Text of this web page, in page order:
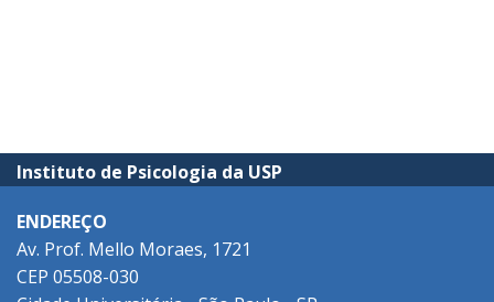
Instituto de Psicologia da USP
ENDEREÇO
Av. Prof. Mello Moraes, 1721
CEP 05508-030